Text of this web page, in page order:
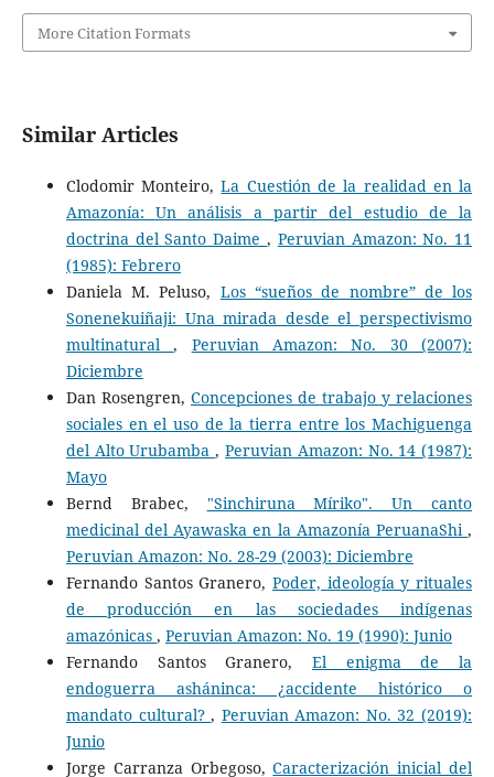
More Citation Formats
Similar Articles
Clodomir Monteiro,La Cuestión de la realidad en la
Amazonía: Un análisis a partir del estudio de la
doctrina del Santo Daime , Peruvian Amazon: No. 11
(1985): Febrero
Daniela M. Peluso, Los “sueños de nombre” de los
Sonenekuiñaji: Una mirada desde el perspectivismo
multinatural, Peruvian Amazon: No. 30 (2007):
Diciembre
Dan Rosengren, Concepciones de trabajo y relaciones
sociales en el uso de la tierra entre los Machiguenga
del Alto Urubamba,Peruvian Amazon: No. 14 (1987):
Mayo
Bernd Brabec, "Sinchiruna Míriko". Un canto
medicinal del Ayawaska en la Amazonía PeruanaShi,
Peruvian Amazon: No. 28-29 (2003): Diciembre
Fernando Santos Granero, Poder, ideología y rituales
de producción en las sociedades indígenas
amazónicas , Peruvian Amazon: No. 19 (1990): Junio
Fernando Santos Granero, El enigma de la
endoguerra asháninca: ¿accidente histórico o
mandato cultural?, Peruvian Amazon: No. 32 (2019):
Junio
Jorge Carranza Orbegoso,Caracterización inicial del